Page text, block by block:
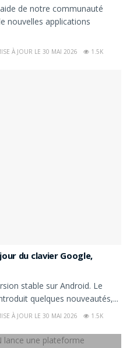
de notre communauté
nouvelles applications
À JOUR LE 30 MAI 2026 1.5K
du clavier Google,
stable sur Android. Le
quelques nouveautés,...
À JOUR LE 30 MAI 2026 1.5K